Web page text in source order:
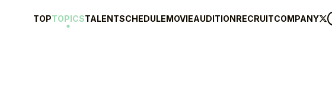
TOPTOPICSTALENTSCHEDULEMOVIEAUDITIONRECRUITCOMPANY